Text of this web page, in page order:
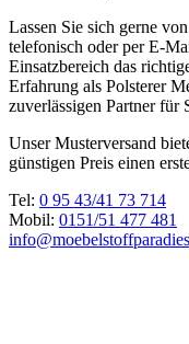
Lassen Sie sich gerne
telefonisch oder per E-
Einsatzbereich das
Erfahrung als Polsterer
zuverlässigen Partner für
Unser Musterversand
günstigen Preis einen
Tel: 0 95 43/41 73 714
Mobil: 0151/51 477 481